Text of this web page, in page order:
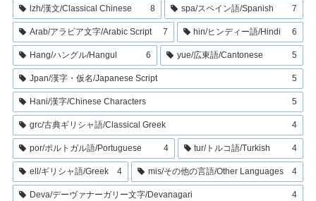
lzh/漢文/Classical Chinese 8 spa/スペイン語/Spanish 7
Arab/アラビア文字/Arabic Script 7 hin/ヒンディー語/Hindi 6
Hang/ハングル/Hangul 6 yue/広東語/Cantonese 5
Jpan/漢字・仮名/Japanese Script 5
Hani/漢字/Chinese Characters 5
grc/古典ギリシャ語/Classical Greek 4
por/ポルトガル語/Portuguese 4 tur/トルコ語/Turkish 4
ell/ギリシャ語/Greek 4 mis/その他の言語/Other Languages 4
Deva/デーヴァナーガリー文字/Devanagari 4